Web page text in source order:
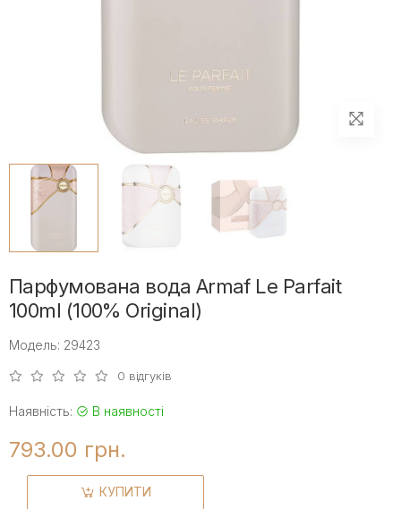
Парфумована вода Armaf Le Parfait
100ml (100% Original)
Модель: 29423
0 відгуків
Наявність: В наявності
793.00 грн.
КУПИТИ